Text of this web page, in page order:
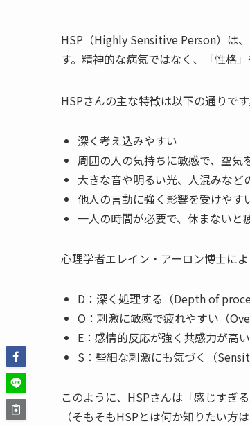
HSP（Highly Sensitive Person）は
す。精神的な病気ではなく、「性格
HSPさんの主な特徴は以下の通りです
深く考え込みやすい
周囲の人の気持ちに敏感で、空気
大きな音や明るい光、人混みなど
他人の言動に強く影響を受けやす
一人の時間が必要で、休まないと
心理学者エレイン・アーロン博士に
D：深く処理する（Depth of
O：刺激に敏感で疲れやすい（
E：感情的反応が強く共感力が高
S：些細な刺激にも気づく（
このように、HSPさんは「感じすぎ
（そもそもHSPとは何か知りたい方